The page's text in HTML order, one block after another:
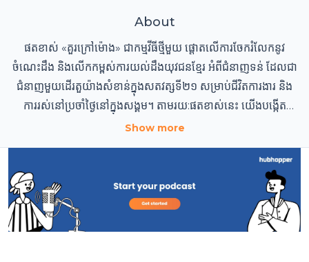
About
ផតខាស់​​ «គួរក្រៅម៉ោង» ជាកម្មវីធីថ្មីមួយ ផ្តោតលើការចែករំលែកនូវ
ចំណេះដឹង និងលើកកម្ពស់ការយល់ដឹងយុវជនខ្មែរ អំពីជំនាញទន់ ដែលជា
ជំនាញមួយដើរតួយ៉ាងសំខាន់ក្នុងសតវត្សទី២១ សម្រាប់ជីវិតការងារ និង
ការរស់នៅប្រចាំថ្ងៃនៅក្នុងសង្គម។ តាមរយ:ផតខាស់នេះ​ យើងបង្កើត
ឱកាសសម្រាប់ការពិភាក្សា ព្រមទាំងការចែករំលែកនូវបទពិសោធន៍ និង
ក្លាហានក្នុងការចូលរួមនៅក្នុងសង្គមផងដែរ។ កម្មវិធីនេះ ត្រូវបានផលិត
ដោយឯករាជ្យ​ដោយ Focus - ត្រៀមខ្លួនសម្រាប់ថ្ងៃស្អែក​ និងទទួលបាន
ការគាំទ្រដោយ BBC Media Action ជាមួយនឹងការផ្តល់មូលនិធិពីទី
ភ្នាក់ងារ​ប្រទេស​ស្វី​ស​សម្រាប់​ការ​អភិវឌ្ឍ​ និង​កិច្ច​សហប្រតិបត្តិការ​ (SDC)​
Show more